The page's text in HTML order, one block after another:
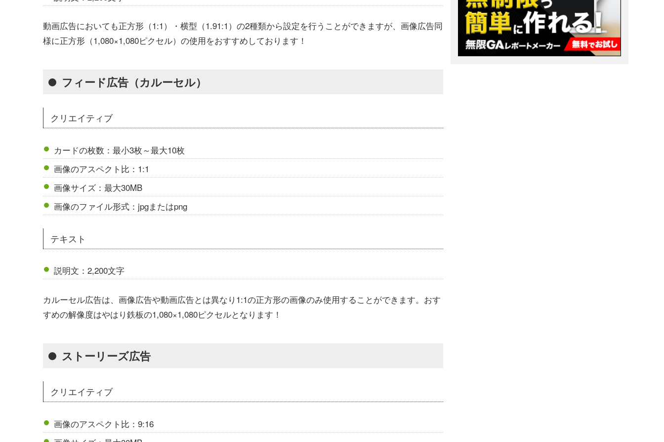
動画広告においても正方形（1:1）・横型（1.91:1）の2種類から設定を行うことができますが、画像広告同
様に正方形（1,080×1,080ピクセル）の使用をおすすめしております！
フィード広告（カルーセル）
クリエイティブ
カードの枚数：最小3枚～最大10枚
画像のアスペクト比：1:1
画像サイズ：最大30MB
画像のファイル形式：jpgまたはpng
テキスト
説明文：2,200文字
カルーセル広告は、画像広告や動画広告とは異なり1:1の正方形の画像のみ使用することができます。おす
すめの解像度はやはり鉄板の1,080×1,080ピクセルとなります！
ストーリーズ広告
クリエイティブ
画像のアスペクト比：9:16